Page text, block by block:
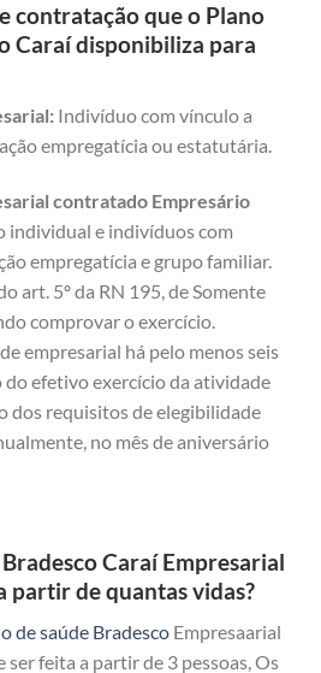
contratação que o Plano
Caraí disponibiliza para
Indivíduo com vínculo a
empregatícia ou estatutária.
contratado Empresário
individual e indivíduos com
empregatícia e grupo familiar.
art. 5º da RN 195, de Somente
comprovar o exercício.
empresarial há pelo menos seis
do efetivo exercício da atividade
dos requisitos de elegibilidade
no mês de aniversário
Caraí Empresarial
partir de quantas vidas?
de saúde Bradesco Empresaarial
ser feita a partir de 3 pessoas, Os